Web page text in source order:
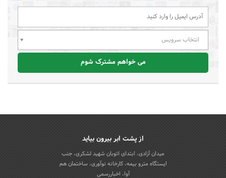
انتخاب سرویس
می خواهم مشترک شوم
از پشت ابر بیرون بیاید
میدان آزادی، ابتدای اتوبان شهید لشکری، جنب
ایستگاه مترو بیمه، کارخانه نوآوری، ساختمان هم
آوا، اخباررسمی